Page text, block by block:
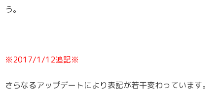
う。
※2017/1/12追記※
さらなるアップデートにより表記が若干変わっています。